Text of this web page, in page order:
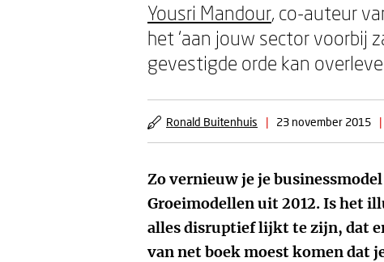
Yousri Mandour, co-auteur
het ‘aan jouw sector voorbij
gevestigde orde kan
Ronald Buitenhuis | 23 november 2015 |
Zo vernieuw je je businessmodel
Groeimodellen uit 2012. Is het
alles disruptief lijkt te zijn, dat
van net boek moest komen dat